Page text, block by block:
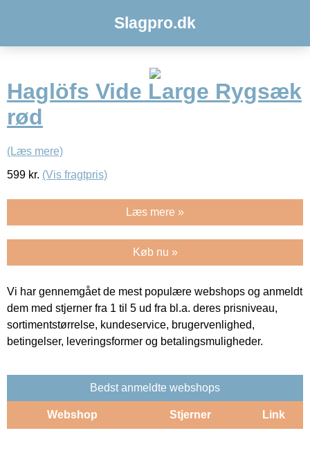
Slagpro.dk
Haglöfs Vide Large Rygsæk
rød
(Læs mere)
599 kr. (Vis fragtpris)
Læs mere »
Køb nu »
Vi har gennemgået de mest populære webshops og anmeldt
dem med stjerner fra 1 til 5 ud fra bl.a. deres prisniveau,
sortimentstørrelse, kundeservice, brugervenlighed,
betingelser, leveringsformer og betalingsmuligheder.
Bedst anmeldte webshops
Webshop Stjerner Link